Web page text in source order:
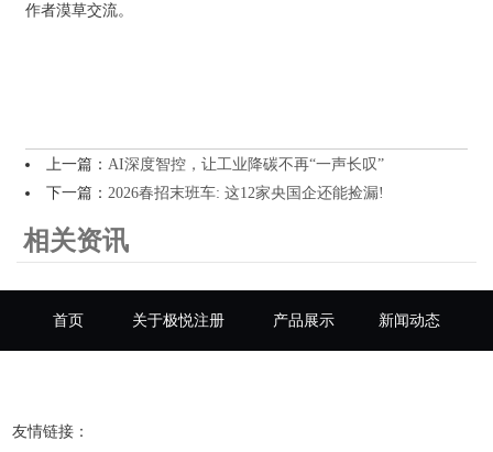
作者漠草交流。
上一篇： AI深度智控，让工业降碳不再“一声长叹”
下一篇： 2026春招末班车: 这12家央国企还能捡漏!
相关资讯
首页 关于极悦注册 产品展示 新闻动态
友情链接：